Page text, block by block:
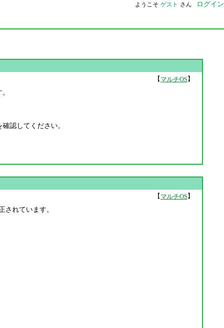
ようこそ ゲスト さん ログイン
【マルチOS】
認してください。
【 マルチOS】
されています。